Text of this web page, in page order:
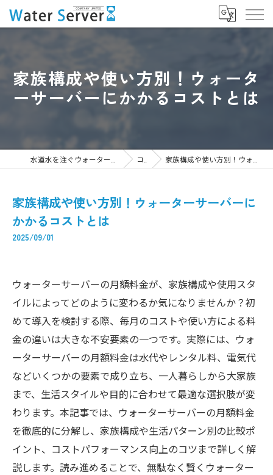
家族構成や使い方別！ウォータ
ーサーバーにかかるコストとは
コラム 家族構成や使い方別！ウォーターサーバーにかかるコストとは
家族構成や使い方別！ウォーターサーバーに
かかるコストとは
2025/09/01
ウォーターサーバーの月額料金が、家族構成や使用スタ
イルによってどのように変わるか気になりませんか？初
めて導入を検討する際、毎月のコストや使い方による料
金の違いは大きな不安要素の一つです。実際には、ウォ
ーターサーバーの月額料金は水代やレンタル料、電気代
などいくつかの要素で成り立ち、一人暮らしから大家族
まで、生活スタイルや目的に合わせて最適な選択肢が変
わります。本記事では、ウォーターサーバーの月額料金
を徹底的に分解し、家族構成や生活パターン別の比較ポ
イント、コストパフォーマンス向上のコツまで詳しく解
説します。読み進めることで、無駄なく賢くウォーター